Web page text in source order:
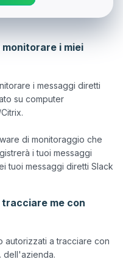
monitorare i miei
i messaggi diretti
su computer
di monitoraggio che
i tuoi messaggi
tuoi messaggi diretti Slack
tracciare me con
autorizzati a tracciare con